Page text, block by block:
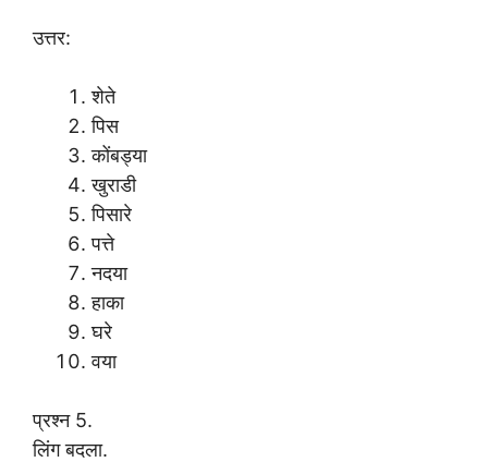
उत्तर:
शेते
पिस
कोंबड्या
खुराडी
पिसारे
पत्ते
नदया
हाका
घरे
वया
प्रश्न 5.
लिंग बदला.